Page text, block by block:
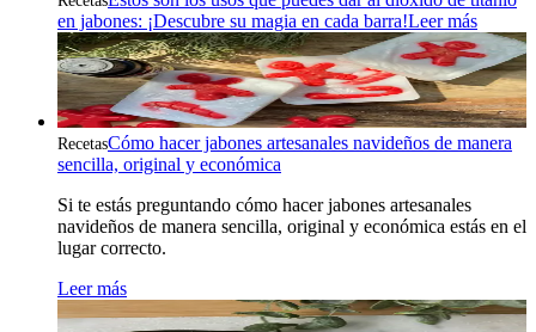
RecetasEstos son los usos que puedes dar al dióxido de titanio
en jabones: ¡Descubre su magia en cada barra! Leer más
RecetasCómo hacer jabones artesanales navideños de manera
Si te estás preguntando cómo hacer jabones artesanales
navideños de manera sencilla, original y económica estás en el
Leer más